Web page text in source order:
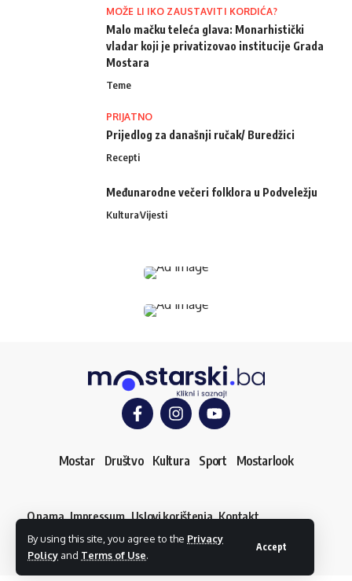
By using this site, you agree to the Privacy
Policy and Terms of Use.
Accept
MOŽE LI IKO ZAUSTAVITI KORDIĆA?
Malo mačku teleća glava: Monarhistički
vladar koji je privatizovao institucije Grada
Mostara
Teme
PRIJATNO
Prijedlog za današnji ručak/ Buredžici
Recepti
Međunarodne večeri folklora u Podveležju
KulturaVijesti
Mostar Društvo Kultura Sport Mostarlook
O nama Impressum Uslovi korištenja Kontakt
Dojavi vijest
© mostarski.ba. Sva prava pridržana